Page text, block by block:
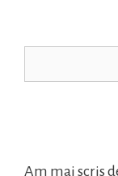
Am mai scris